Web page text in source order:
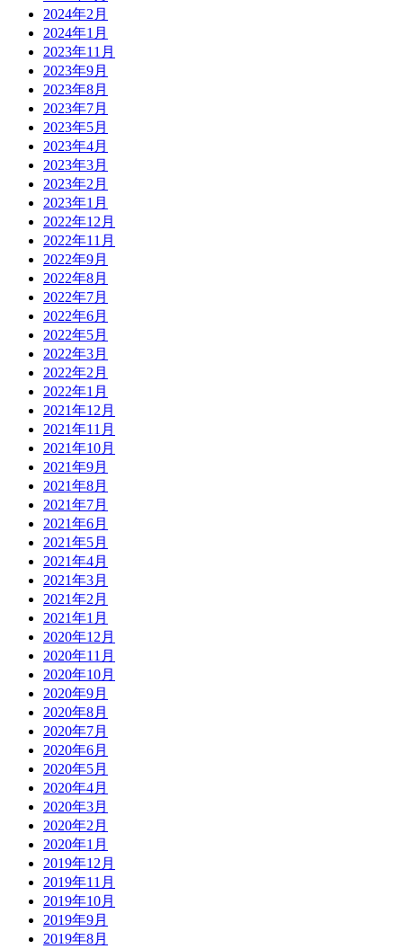
2024年2月
2024年1月
2023年11月
2023年9月
2023年8月
2023年7月
2023年5月
2023年4月
2023年3月
2023年2月
2023年1月
2022年12月
2022年11月
2022年9月
2022年8月
2022年7月
2022年6月
2022年5月
2022年3月
2022年2月
2022年1月
2021年12月
2021年11月
2021年10月
2021年9月
2021年8月
2021年7月
2021年6月
2021年5月
2021年4月
2021年3月
2021年2月
2021年1月
2020年12月
2020年11月
2020年10月
2020年9月
2020年8月
2020年7月
2020年6月
2020年5月
2020年4月
2020年3月
2020年2月
2020年1月
2019年12月
2019年11月
2019年10月
2019年9月
2019年8月